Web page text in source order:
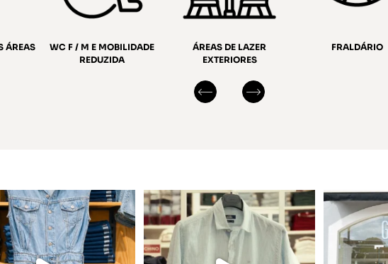
ÁREAS DE LAZER
EXTERIORES
FRALDÁRIO
PARQUE DE